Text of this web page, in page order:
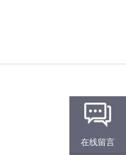
在线留言